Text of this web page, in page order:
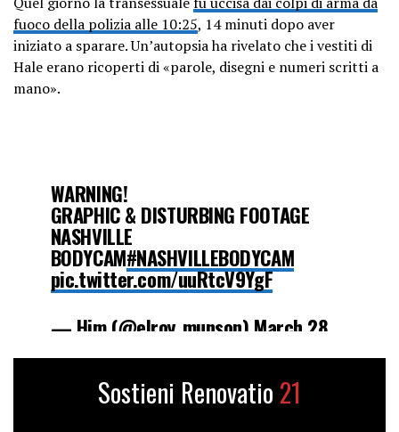
fuoco della polizia alle 10:25, 14 minuti dopo aver
iniziato a sparare. Un’autopsia ha rivelato che i vestiti di
Hale erano ricoperti di «parole, disegni e numeri scritti a
mano».
WARNING!
GRAPHIC & DISTURBING FOOTAGE
NASHVILLE
BODYCAM#NASHVILLEBODYCAM
pic.twitter.com/uuRtcV9YgF
— Him (@elroy_munson) March 28,
Sostieni Renovatio 21